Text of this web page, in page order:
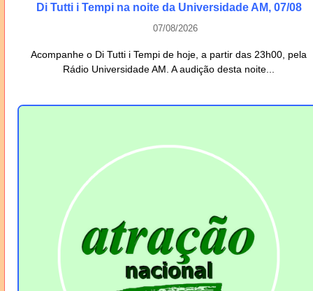
Di Tutti i Tempi na noite da Universidade AM, 07/08
07/08/2026
Acompanhe o Di Tutti i Tempi de hoje, a partir das 23h00, pela
Rádio Universidade AM. A audição desta noite...